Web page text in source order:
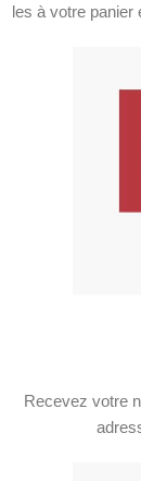
les à votre panier
Recevez votre